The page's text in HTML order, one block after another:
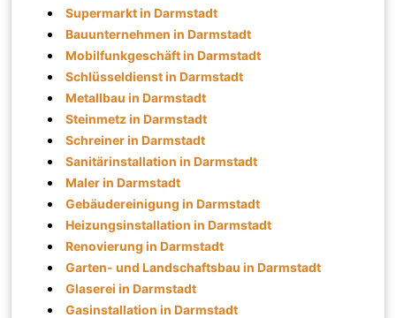
Supermarkt in Darmstadt
Bauunternehmen in Darmstadt
Mobilfunkgeschäft in Darmstadt
Schlüsseldienst in Darmstadt
Metallbau in Darmstadt
Steinmetz in Darmstadt
Schreiner in Darmstadt
Sanitärinstallation in Darmstadt
Maler in Darmstadt
Gebäudereinigung in Darmstadt
Heizungsinstallation in Darmstadt
Renovierung in Darmstadt
Garten- und Landschaftsbau in Darmstadt
Glaserei in Darmstadt
Gasinstallation in Darmstadt